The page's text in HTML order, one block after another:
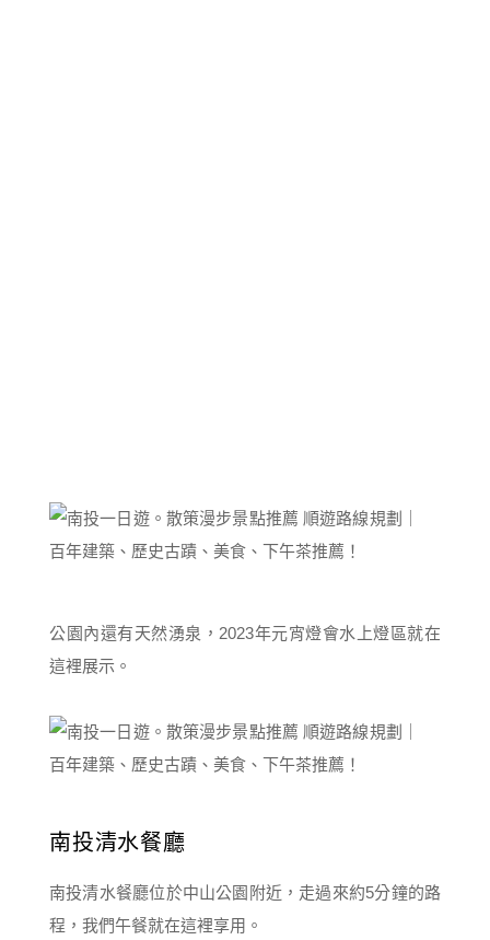
公園內還有天然湧泉，2023年元宵燈會水上燈區就在
這裡展示。
南投清水餐廳
南投清水餐廳位於中山公園附近，走過來約5分鐘的路
程，我們午餐就在這裡享用。